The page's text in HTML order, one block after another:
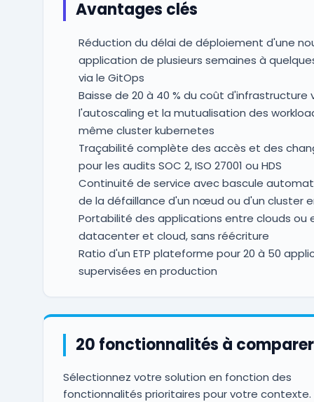
Avantages clés
Réduction du délai de déploiement d'une
application de plusieurs semaines à
via le GitOps
Baisse de 20 à 40 % du coût d'infrastructure
l'autoscaling et la mutualisation des
même cluster kubernetes
Traçabilité complète des accès et des
pour les audits SOC 2, ISO 27001 ou HDS
Continuité de service avec bascule
de la défaillance d'un nœud ou d'un cluster
Portabilité des applications entre clouds ou
datacenter et cloud, sans réécriture
Ratio d'un ETP plateforme pour 20 à 50
supervisées en production
20 fonctionnalités à comparer
Sélectionnez votre solution en fonction des
fonctionnalités prioritaires pour votre contexte.